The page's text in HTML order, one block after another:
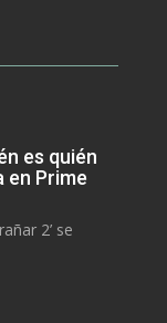
es quién
en Prime
2’ se